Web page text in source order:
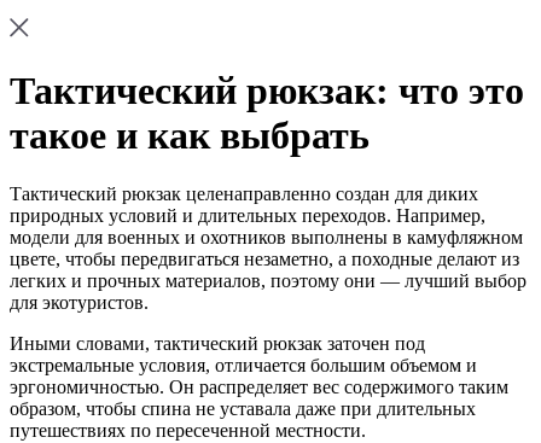
Тактический рюкзак: что это
такое и как выбрать
Тактический рюкзак целенаправленно создан для диких
природных условий и длительных переходов. Например,
модели для военных и охотников выполнены в камуфляжном
цвете, чтобы передвигаться незаметно, а походные делают из
легких и прочных материалов, поэтому они — лучший выбор
для экотуристов.
Иными словами, тактический рюкзак заточен под
экстремальные условия, отличается большим объемом и
эргономичностью. Он распределяет вес содержимого таким
образом, чтобы спина не уставала даже при длительных
путешествиях по пересеченной местности.